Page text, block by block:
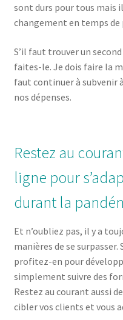
sont durs pour tous mais
changement en temps de
S’il faut trouver un
faites-le. Je dois faire la
faut continuer à subvenir
nos dépenses.
Restez au
ligne pour
durant la
Et n’oubliez pas, il y a
manières de se surpasser.
profitez-en pour
simplement suivre des
Restez au courant aussi
cibler vos clients et vous